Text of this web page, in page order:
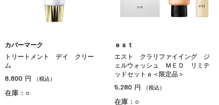
カバーマーク
トリートメント デイ クリー
ム
8,800 円 （税込）
在庫：○
ｅｓｔ
エスト クラリファイイング ジ
ェルウォッシュ ＭＥＤ リミテ
ッドセットａ＜限定品＞
5,280 円 （税込）
在庫：○